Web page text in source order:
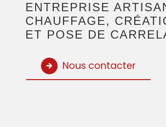
ENTREPRISE
CHAUFFAGE,
ET POSE DE
Nous contacter